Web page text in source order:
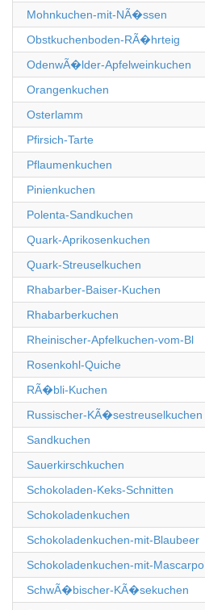
Mohnkuchen-mit-NÃ�ssen
Obstkuchenboden-RÃ�hrteig
OdenwÃ�lder-Apfelweinkuchen
Orangenkuchen
Osterlamm
Pfirsich-Tarte
Pflaumenkuchen
Pinienkuchen
Polenta-Sandkuchen
Quark-Aprikosenkuchen
Quark-Streuselkuchen
Rhabarber-Baiser-Kuchen
Rhabarberkuchen
Rheinischer-Apfelkuchen-vom-Bl
Rosenkohl-Quiche
RÃ�bli-Kuchen
Russischer-KÃ�sestreuselkuchen
Sandkuchen
Sauerkirschkuchen
Schokoladen-Keks-Schnitten
Schokoladenkuchen
Schokoladenkuchen-mit-Blaubeer
Schokoladenkuchen-mit-Mascarpo
SchwÃ�bischer-KÃ�sekuchen